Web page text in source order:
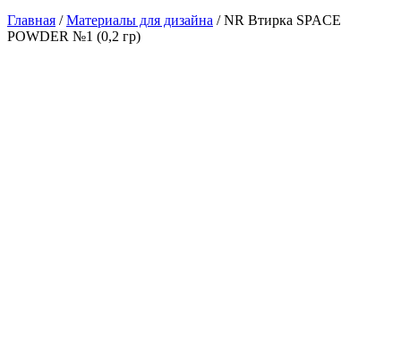
Главная /Материалы для дизайна /NR Втирка SPACE
POWDER №1 (0,2 гр)